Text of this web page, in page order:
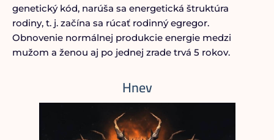
genetický kód, narúša sa energetická štruktúra
rodiny, t. j. začína sa rúcať rodinný egregor.
Obnovenie normálnej produkcie energie medzi
mužom a ženou aj po jednej zrade trvá 5 rokov.
Hnev